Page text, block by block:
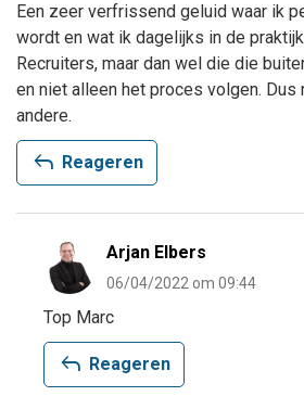
Een zeer verfrissend geluid waar ik
wordt en wat ik dagelijks in de
Recruiters, maar dan wel die die
en niet alleen het proces volgen. Dus
andere.
reply Reageren
Arjan Elbers
06/04/2022 om 09:44
Top Marc
reply Reageren